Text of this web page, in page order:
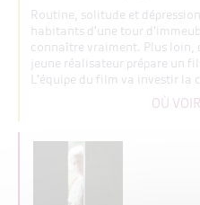
Routine, solitude et
habitants d'une tour
connaître vraiment. Plus loin,
jeune réalisateur prépare un
L'équipe du film va investir la
OÙ